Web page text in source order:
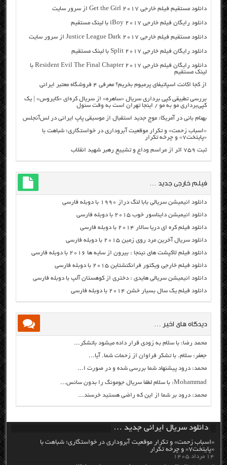
دانلود مستقیم فیلم خارجی Get the Girl 2017 از سرور سایت
دانلود رایگان فیلم خارجی iBoy 2017 با لینک مستقیم
دانلود مستقیم فیلم خارجی Justice League Dark 2017 از سرور سایت
دانلود رایگان فیلم خارجی Split 2017 با لینک مستقیم
دانلود رایگان فیلم خارجی Resident Evil The Final Chapter 2017 با
لینک مستقیم
از کجا اکانت اسپاتیفای پرمیوم بخریم؟ معرفی ۴ فروشگاه معتبر ایرانی
بررسی تطبیقی کپی برداری سریال «ساهره» از سریال کره‌ای «کایروس» | یک
کپی‌برداری مو به مو / اینجا تهران است به وقت سئول
بهنام بانی در آمریکا: موج جدید استقبال از موسیقی پاپ ایرانی در لس‌آنجلس
«اسباب زحمت» و تکرار موقعیت آبروداری در خواستگاری؛ شباهت با
«پایتخت۷» و چرخه تکرار
ثبت ۷۵۹ اثر از مراسم وداع و تشییع رهبر شهید انقلاب
فیلم خارجی جدید …
دانلود انیمیشن سریالی بابا لنگ دراز ۱۹۹۰ با دوبله فارسی
دانلود انیمیشن دایناسور خوب ۲۰۱۵ با دوبله فارسی
دانلود فیلم کره ای دریا سالار ۲۰۱۴ با دوبله فارسی
دانلود سریال آخرین مرد روی زمین ۲۰۱۵ با دوبله فارسی
دانلود فیلم لاکپشت های نینجا : بیرون از سایه ها ۲۰۱۶ با دوبله فارسی
دانلود فیلم خارجی ویکتور فرانکنشتاین ۲۰۱۵ با دوبله فارسی
دانلود انیمیشن سریالی هایدی : دختری از کوهستان آلپ با دوبله فارسی
دانلود فیلم یک سال بسیار خشن ۲۰۱۴ با دوبله فارسی
دیدگاه های اخیر …
محمد رضا: با سلام به زودی قرار داده میشود باتشکر...
جعفر: سلام. با تشکر فراوان از زحمات شما. آیا...
محمد: درود پیشنهاد شما بررسی شده و در صورت ا...
Mohammad: با سلام لطفا سریال جومونگ را بدون سانس...
محمد: درود بر شما از این که راضی هستید خرسند...
دانلود سریال ایرانی جدید …
«اسباب زحمت» و تکرار موقعیت آبروداری در خواستگاری؛ شباهت با
«پایتخت۷» و چرخه تکرار
۱۴ مرداد ۱۴۰۵